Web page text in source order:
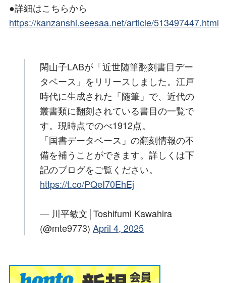
●詳細はこちらから
https://kanzanshi.seesaa.net/article/513497447.html
閑山子LABが「近世随筆翻刻書目デー
タベース」をリリースしました。江戸
時代に生成された「随筆」で、近代の
叢書類に翻刻されている書目の一覧で
す。現時点でのべ1912点。
「国書データベース」の翻刻情報の不
備を補うことができます。詳しくは下
記のブログをご覧ください。
https://t.co/PQeI70EhEj
— 川平敏文│Toshifumi Kawahira
(@mte9773)April 4, 2025